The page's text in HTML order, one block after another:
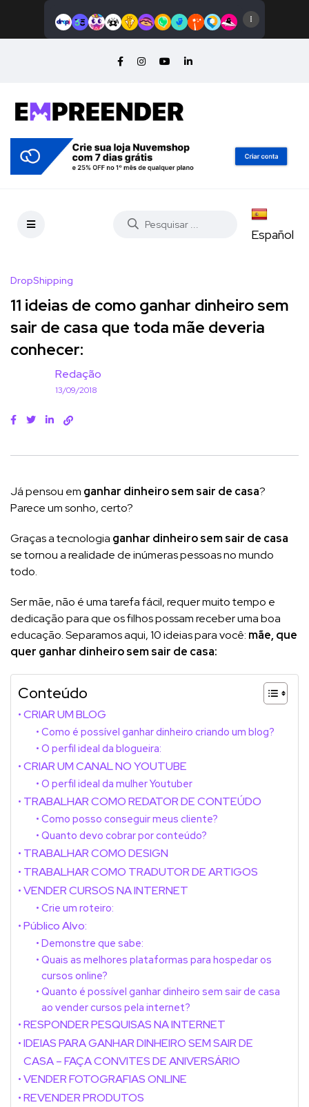
Español
DropShipping
11 ideias de como ganhar dinheiro sem
sair de casa que toda mãe deveria
conhecer:
Redação
13/09/2018
Já pensou em ganhar dinheiro sem sair de casa?
Parece um sonho, certo?
Graças a tecnologia ganhar dinheiro sem sair de casa
se tornou a realidade de inúmeras pessoas no mundo
todo.
Ser mãe, não é uma tarefa fácil, requer muito tempo e
dedicação para que os filhos possam receber uma boa
educação. Separamos aqui, 10 ideias para você: mãe, que
quer ganhar dinheiro sem sair de casa:
Conteúdo
CRIAR UM BLOG
Como é possível ganhar dinheiro criando um blog?
O perfil ideal da blogueira:
CRIAR UM CANAL NO YOUTUBE
O perfil ideal da mulher Youtuber
TRABALHAR COMO REDATOR DE CONTEÚDO
Como posso conseguir meus cliente?
Quanto devo cobrar por conteúdo?
TRABALHAR COMO DESIGN
TRABALHAR COMO TRADUTOR DE ARTIGOS
VENDER CURSOS NA INTERNET
Crie um roteiro:
Público Alvo:
Demonstre que sabe:
Quais as melhores plataformas para hospedar os
cursos online?
Quanto é possível ganhar dinheiro sem sair de casa
ao vender cursos pela internet?
RESPONDER PESQUISAS NA INTERNET
IDEIAS PARA GANHAR DINHEIRO SEM SAIR DE
CASA – FAÇA CONVITES DE ANIVERSÁRIO
VENDER FOTOGRAFIAS ONLINE
REVENDER PRODUTOS